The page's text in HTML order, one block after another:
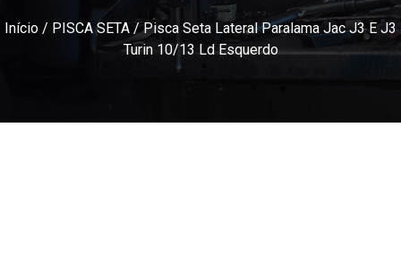
Início / PISCA SETA / Pisca Seta Lateral Paralama Jac J3 E J3
Turin 10/13 Ld Esquerdo